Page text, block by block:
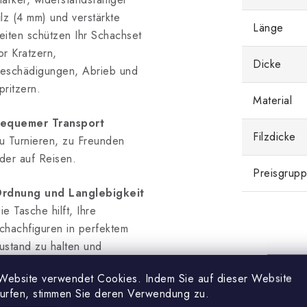
verwendet Cookies. Indem Sie auf dieser Website
stimmen Sie deren Verwendung zu.
(4 mm) und verstärkte
schützen Ihr Schachset
Kratzern,
Abrieb und
Transport
Turnieren, zu Freunden
auf Reisen.
und Langlebigkeit
Tasche hilft, Ihre
in perfektem
zu halten und
Verwendung
Länge
Dicke
Material
Filzdicke